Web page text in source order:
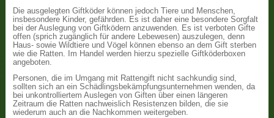
Die ausgelegten Giftköder können jedoch Tiere und Menschen,
insbesondere Kinder, gefährden. Es ist daher eine besondere Sorgfalt
bei der Auslegung von Giftködern anzuwenden. Es ist verboten Gifte
offen (sprich zugänglich für andere Lebewesen) auszulegen, denn
Haus- sowie Wildtiere und Vögel können ebenso an dem Gift sterben
wie die Ratten. Im Handel werden hierzu spezielle Giftköderboxen
angeboten.
Personen, die im Umgang mit Rattengift nicht sachkundig sind,
sollten sich an ein Schädlingsbekämpfungsunternehmen wenden, da
bei unkontrolliertem Auslegen von Giften über einen längeren
Zeitraum die Ratten nachweislich Resistenzen bilden, die sie
wiederum auch an die Nachkommen weitergeben.